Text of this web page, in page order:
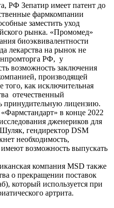
РФ Зепатир имеет патент до
фармкомпании
заместить уход
рынка. «Промомед»
биоэквивалентности
лекарства на рынок не
РФ, у
возможность заключения
производящей
как исключительная
отечественный
принудительную лицензию.
в конце 2022
дженериков для
гендиректор DSM
необходимость,
возможность выпускать
компания MSD также
о прекращении поставок
который используется при
артрита.